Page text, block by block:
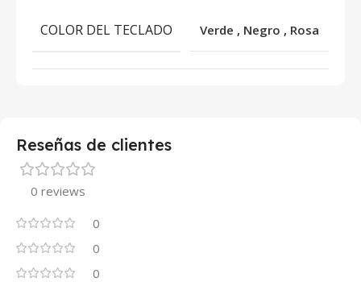
COLOR DEL TECLADO Verde , Negro , Rosa
Reseñas de clientes
0 reviews
0
0
0